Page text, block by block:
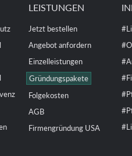
LEISTUNGEN
Jetzt bestellen
Angebot anfordern
Einzelleistungen
Gründungspakete
Folgekosten
AGB
Firmengründung USA